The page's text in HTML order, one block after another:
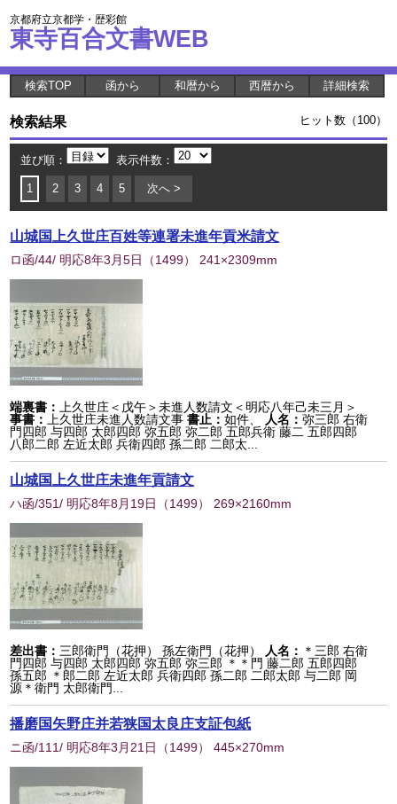
京都府立京都学・歴彩館
東寺百合文書WEB
検索TOP 函から 和暦から 西暦から 詳細検索
検索結果 ヒット数（100）
並び順： 表示件数：
1 2 3 4 5 次へ >
山城国上久世庄百姓等連署未進年貢米請文
ロ函/44/ 明応8年3月5日 （1499） 241×2309mm
端裏書：
上久世庄＜戊午＞未進人数請文＜明応八年己未三月＞
事書：
上久世庄未進人数請文事 書止：如件、 人名：弥三郎 右衛
門四郎 与四郎 太郎四郎 弥五郎 弥二郎 五郎兵衛 藤二 五郎四郎
八郎二郎 左近太郎 兵衛四郎 孫二郎 二郎太...
山城国上久世庄未進年貢請文
ハ函/351/ 明応8年8月19日 （1499） 269×2160mm
差出書： 三郎衛門（花押） 孫左衛門（花押） 人名： ＊三郎 右衛
門四郎 与四郎 太郎四郎 弥五郎 弥三郎 ＊＊門 藤二郎 五郎四郎
孫五郎 ＊郎二郎 左近太郎 兵衛四郎 孫二郎 二郎太郎 与二郎 岡
源＊衛門 太郎衛門...
播磨国矢野庄并若狭国太良庄支証包紙
ニ函/111/ 明応8年3月21日 （1499） 445×270mm